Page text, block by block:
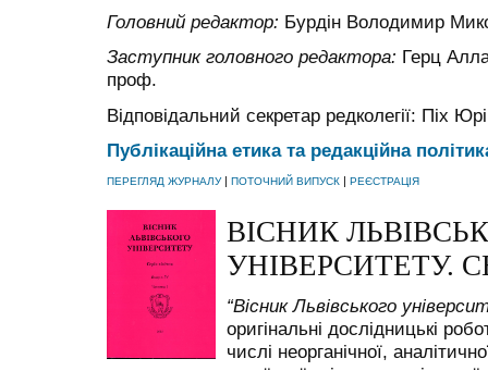
Головний редактор: Бурдін Володимир
Заступник головного редактора: Герц
проф.
Відповідальний секретар редколегії: Піх
Публікаційна етика та редакційна
ПЕРЕГЛЯД ЖУРНАЛУ| ПОТОЧНИЙ ВИПУСК | РЕЄСТРАЦІЯ
ВІСНИК
УНІВЕРСИТЕТУ.
“Вісник Львівського
оригінальні дослідницькі
числі неорганічної,